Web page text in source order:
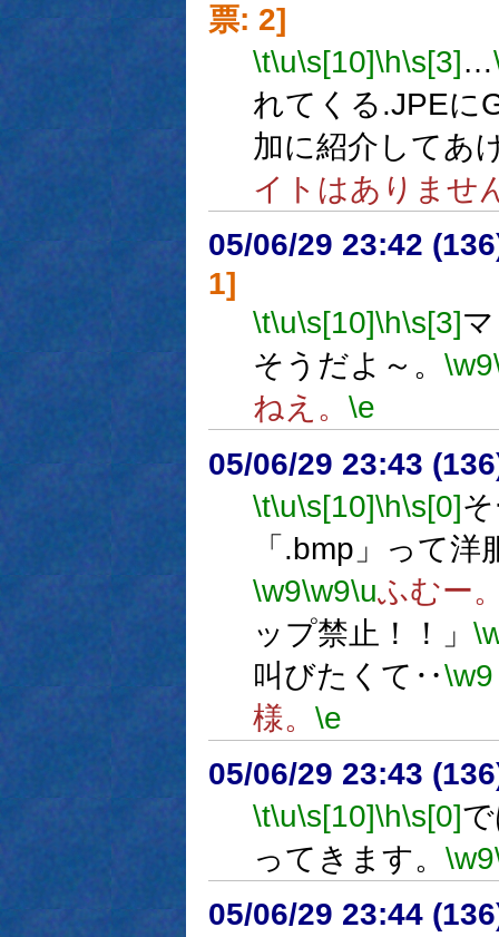
票: 2]
\t\u\s[10]\h\s[3]…
れてくる.JPEに
加に紹介してあ
イトはありませ
05/06/29 23:42
1]
\t\u\s[10]\h\s[3]
そうだよ～。 \w9
ねえ。 \e
05/06/29 23:43
\t\u\s[10]\h\s[0]
「.bmp」って
\w9\w9\uふむー
ップ禁止！！」
叫びたくて‥\w9
様。 \e
05/06/29 23:43
\t\u\s[10]\h\s[0]
ってきます。 \w9
05/06/29 23:44